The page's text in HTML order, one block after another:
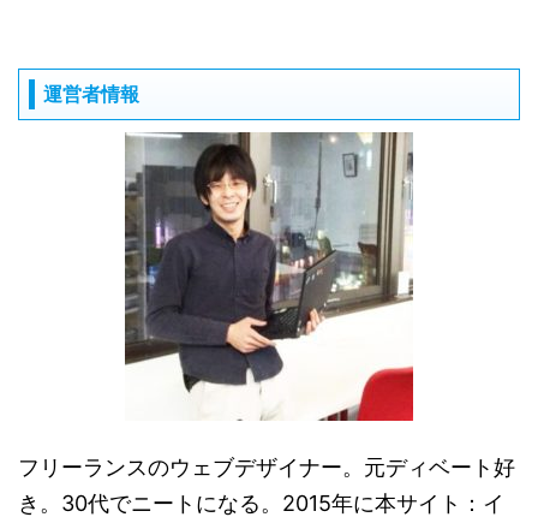
運営者情報
フリーランスのウェブデザイナー。元ディベート好
き。30代でニートになる。2015年に本サイト：イ